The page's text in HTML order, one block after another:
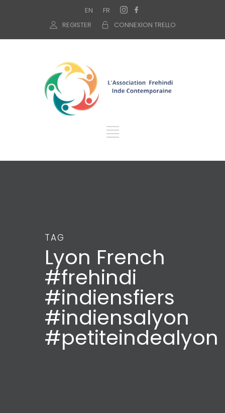
EN
FR
CONNEXION TRELLO
REGISTER
TAG
Lyon French
#frehindi
#indiensfiers
#indiensalyon
#petiteindealyon